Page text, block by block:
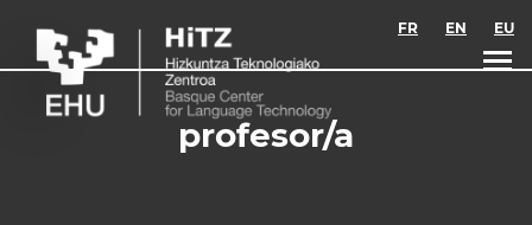
FR EN EU
profesor/a